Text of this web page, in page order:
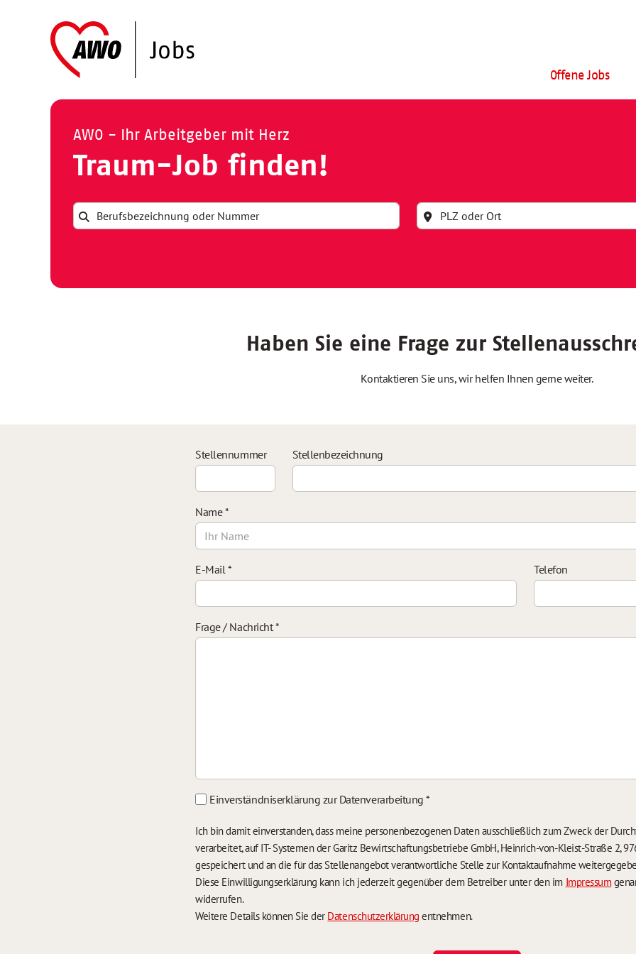
Offene Jobs
AWO - Ihr Arbeitgeber mit Herz
Traum-Job finden!
Haben Sie eine Frage zur
Kontaktieren Sie uns, wir helfen Ihnen gerne weiter.
Stellennummer Stellenbezeichnung
Name*
E-Mail* Telefon
Frage / Nachricht*
Einverständniserklärung zur Datenverarbeitung*
Ich bin damit einverstanden, dass meine personenbezogenen Daten ausschließlich zum Zweck der
verarbeitet, auf IT- Systemen der Garitz Bewirtschaftungsbetriebe GmbH, Heinrich-von-Kleist-Straße 2,
gespeichert und an die für das Stellenangebot verantwortliche Stelle zur Kontaktaufnahme
Diese Einwilligungserklärung kann ich jederzeit gegenüber dem Betreiber unter den im Impressum
widerrufen.
Weitere Details können Sie der Datenschutzerklärung entnehmen.